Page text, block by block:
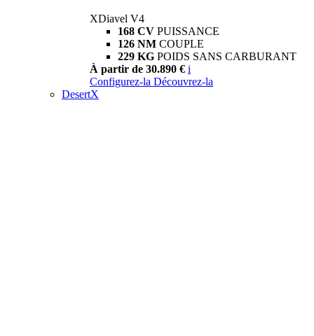
XDiavel V4
168 CV PUISSANCE
126 NM COUPLE
229 KG POIDS SANS CARBURANT
À partir de 30.890 € i
Configurez-la Découvrez-la
DesertX